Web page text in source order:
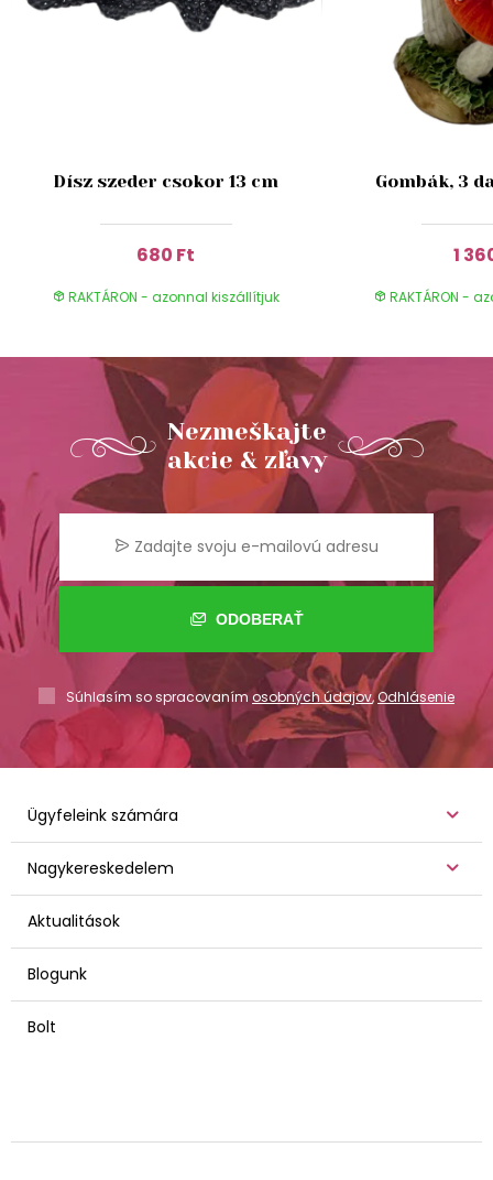
Dísz szeder csokor 13 cm
680 Ft
RAKTÁRON - azonnal kiszállítjuk
Gombák, 3
1
RAKTÁRON -
Nezmeškajte
akcie & zľavy
ODOBERAŤ
Súhlasím so spracovaním osobných údajov,Odhlásenie
Ügyfeleink számára
Nagykereskedelem
Aktualitások
Blogunk
Bolt